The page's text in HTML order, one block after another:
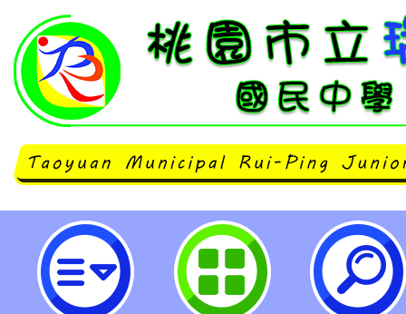
數位學習精進方案「B4各領域/科
坊-自然領域(多元評量導入探究教
暨推廣工作坊)」-桃園市立瑞坪國